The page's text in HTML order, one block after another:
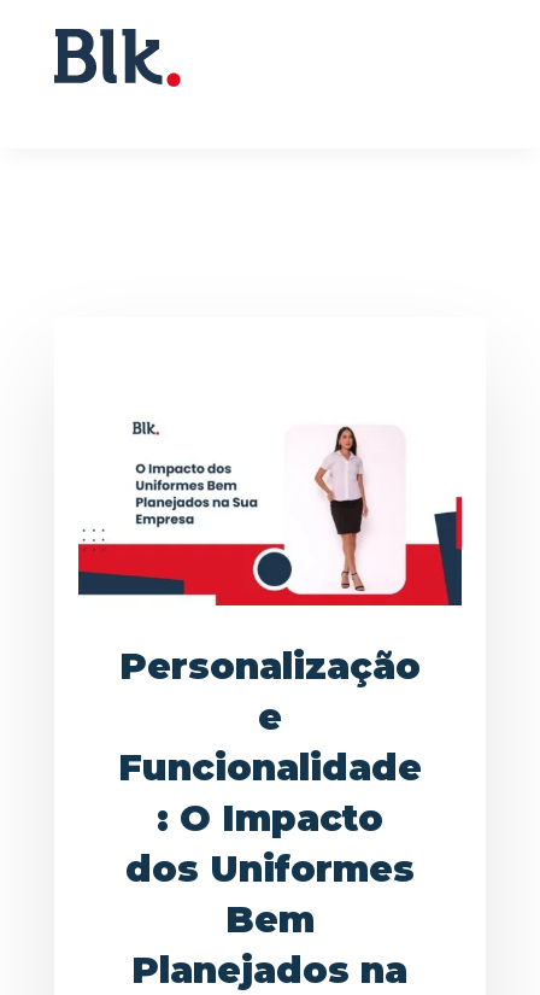
Personalização
e
Funcionalidade
: O Impacto
dos Uniformes
Bem
Planejados na